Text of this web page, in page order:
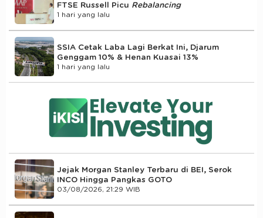
FTSE Russell Picu Rebalancing
1 hari yang lalu
SSIA Cetak Laba Lagi Berkat Ini, Djarum
Genggam 10% & Henan Kuasai 13%
1 hari yang lalu
Jejak Morgan Stanley Terbaru di BEI, Serok
INCO Hingga Pangkas GOTO
03/08/2026, 21:29 WIB